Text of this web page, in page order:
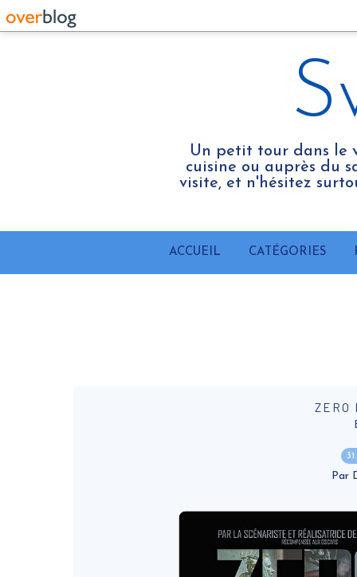
Un petit tour dans le
cuisine ou auprès du
visite, et n'hésitez
ACCUEIL CATÉGORIES
ZERO
Par